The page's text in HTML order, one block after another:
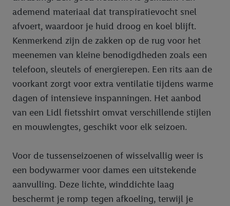
ademend materiaal dat transpiratievocht snel
afvoert, waardoor je huid droog en koel blijft.
Kenmerkend zijn de zakken op de rug voor het
meenemen van kleine benodigdheden zoals een
telefoon, sleutels of energierepen. Een rits aan de
voorkant zorgt voor extra ventilatie tijdens warme
dagen of intensieve inspanningen. Het aanbod
van een Lidl fietsshirt omvat verschillende stijlen
en mouwlengtes, geschikt voor elk seizoen.
Voor de tussenseizoenen of wisselvallig weer is
een bodywarmer voor dames een uitstekende
aanvulling. Deze lichte, winddichte laag
beschermt je romp tegen afkoeling, terwijl je